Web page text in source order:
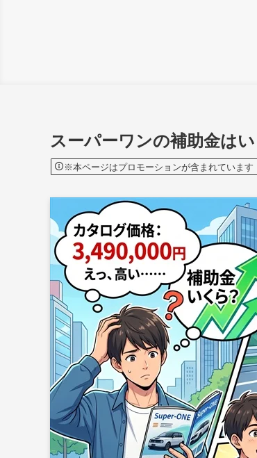
スーパーワンの補助金は
※本ページはプロモーションが含まれています